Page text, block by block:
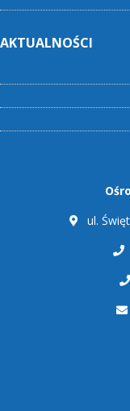
AKTUALNOŚCI
ul.